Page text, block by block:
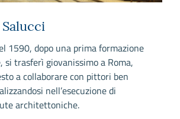
1590, dopo una prima formazione
trasferì giovanissimo a Roma,
a collaborare con pittori ben
nell’esecuzione di
architettoniche.